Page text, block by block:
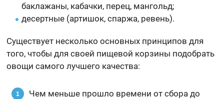
баклажаны, кабачки, перец, мангольд;
десертные (артишок, спаржа, ревень).
Существует несколько основных принципов для
того, чтобы для своей пищевой корзины подобрать
овощи самого лучшего качества:
Чем меньше прошло времени от сбора до